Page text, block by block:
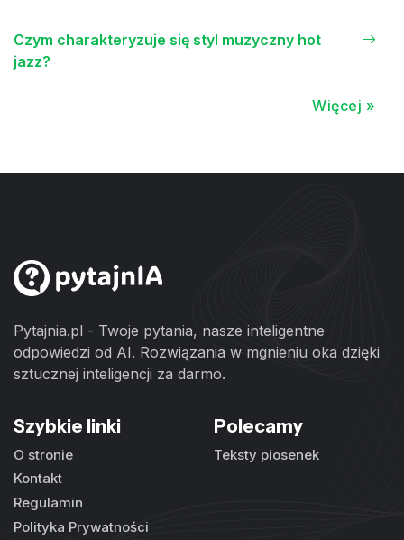
Czym charakteryzuje się styl muzyczny hot
jazz?
Więcej »
Pytajnia.pl - Twoje pytania, nasze inteligentne
odpowiedzi od AI. Rozwiązania w mgnieniu oka dzięki
sztucznej inteligencji za darmo.
Szybkie linki
O stronie
Kontakt
Regulamin
Polityka Prywatności
Polecamy
Teksty piosenek